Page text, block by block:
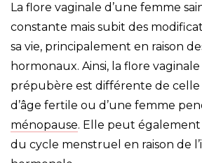
La flore vaginale d’une femme
constante mais subit des
sa vie, principalement en raison
hormonaux. Ainsi, la flore
prépubère est différente de celle
d’âge fertile ou d’une femme
ménopause. Elle peut
du cycle menstruel en raison de